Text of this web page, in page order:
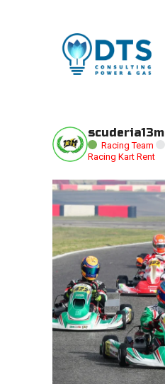
scuderia13m
Racing Team
Racing Kart Rent